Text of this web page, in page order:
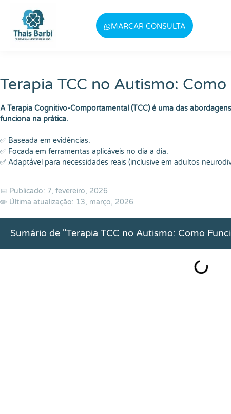
Baixe meu E-book gratuito "3
MARCAR CONSULTA
Terapia TCC no Autismo: Como
A Terapia Cognitivo-Comportamental (TCC) é uma das
funciona na prática.
✅ Baseada em evidências.
✅ Focada em ferramentas aplicáveis no dia a dia.
✅ Adaptável para necessidades reais (inclusive em adultos
📅 Publicado: 7, fevereiro, 2026
✏️ Última atualização: 13, março, 2026
Sumário de "Terapia TCC no Autismo: Como